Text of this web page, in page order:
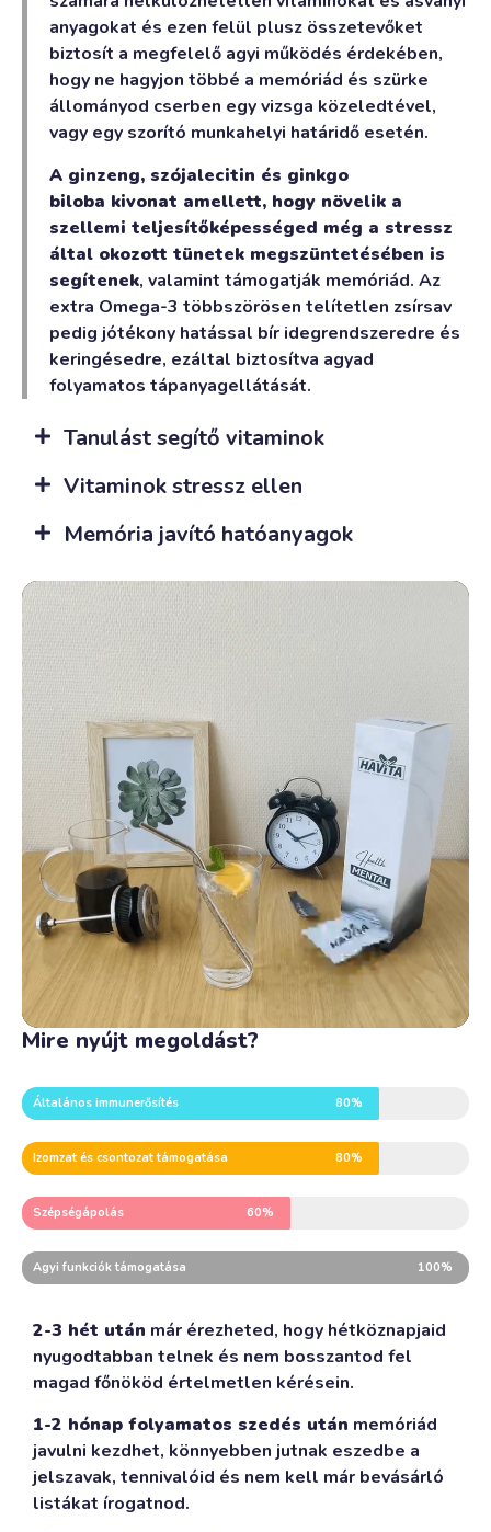
anyagokat és ezen felül plusz összetevőket
biztosít a megfelelő agyi működés érdekében,
hogy ne hagyjon többé a memóriád és szürke
állományod cserben egy vizsga közeledtével,
vagy egy szorító munkahelyi határidő esetén.
A ginzeng, szójalecitin és ginkgo
biloba kivonat amellett, hogy növelik a
szellemi teljesítőképességed még a stressz
által okozott tünetek megszüntetésében is
segítenek, valamint támogatják memóriád. Az
extra Omega-3 többszörösen telítetlen zsírsav
pedig jótékony hatással bír idegrendszeredre és
keringésedre, ezáltal biztosítva agyad
folyamatos tápanyagellátását.
Tanulást segítő vitaminok
Vitaminok stressz ellen
Memória javító hatóanyagok
Mire nyújt megoldást?
Általános immunerősítés 80%
Izomzat és csontozat támogatása 80%
Szépségápolás 60%
Agyi funkciók támogatása 100%
2-3 hét után már érezheted, hogy hétköznapjaid
nyugodtabban telnek és nem bosszantod fel
magad főnököd értelmetlen kérésein.
1-2 hónap folyamatos szedés után memóriád
javulni kezdhet, könnyebben jutnak eszedbe a
jelszavak, tennivalóid és nem kell már bevásárló
listákat írogatnod.